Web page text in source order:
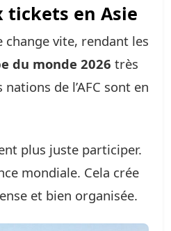
tickets en Asie
vite, rendant les
du monde 2026 très
de l’AFC sont en
plus juste participer.
mondiale. Cela crée
et bien organisée.